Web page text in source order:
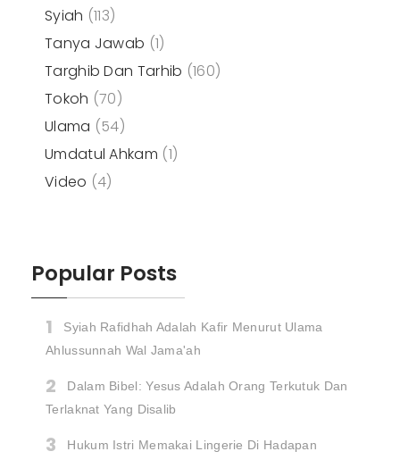
Syiah (113)
Tanya Jawab (1)
Targhib Dan Tarhib (160)
Tokoh (70)
Ulama (54)
Umdatul Ahkam (1)
Video (4)
Popular Posts
Syiah Rafidhah Adalah Kafir Menurut Ulama
Ahlussunnah Wal Jama'ah
Dalam Bibel: Yesus Adalah Orang Terkutuk Dan
Terlaknat Yang Disalib
Hukum Istri Memakai Lingerie Di Hadapan